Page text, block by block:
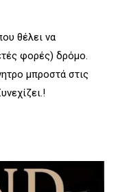
θέλει να
φορές) δρόμο.
μπροστά στις